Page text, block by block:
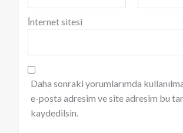
İnternet sitesi
Daha sonraki yorumlarımda
e-posta adresim ve site adresim bu
kaydedilsin.